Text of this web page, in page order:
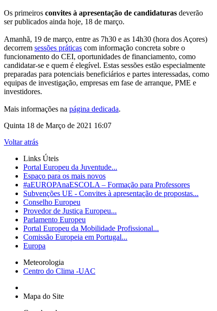
Os primeiros convites à apresentação de candidaturas deverão
ser publicados ainda hoje, 18 de março.
Amanhã, 19 de março, entre as 7h30 e as 14h30 (hora dos Açores)
decorrem sessões práticas com informação concreta sobre o
funcionamento do CEI, oportunidades de financiamento, como
candidatar-se e quem é elegível. Estas sessões estão especialmente
preparadas para potenciais beneficiários e partes interessadas, como
equipas de investigação, empresas em fase de arranque, PME e
investidores.
Mais informações na página dedicada.
Quinta 18 de Março de 2021 16:07
Voltar atrás
Links Úteis
Portal Europeu da Juventude...
Espaço para os mais novos
#aEUROPAnaESCOLA – Formação para Professores
Subvenções UE - Convites à apresentação de propostas...
Conselho Europeu
Provedor de Justiça Europeu...
Parlamento Europeu
Portal Europeu da Mobilidade Profissional...
Comissão Europeia em Portugal...
Europa
Meteorologia
Centro do Clima -UAC
Mapa do Site